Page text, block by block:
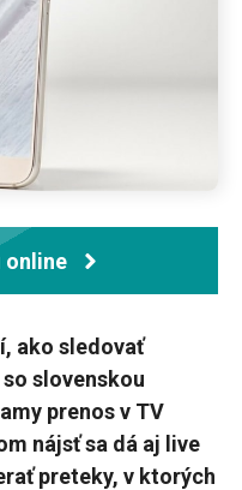
online
ako sledovať
slovenskou
prenos v TV
nájsť sa dá aj live
preteky, v ktorých